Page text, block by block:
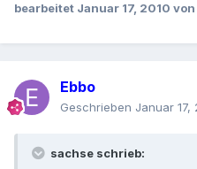
bearbeitet Januar 17, 2010
Ebbo
Geschrieben Januar 17,
sachse schrieb: